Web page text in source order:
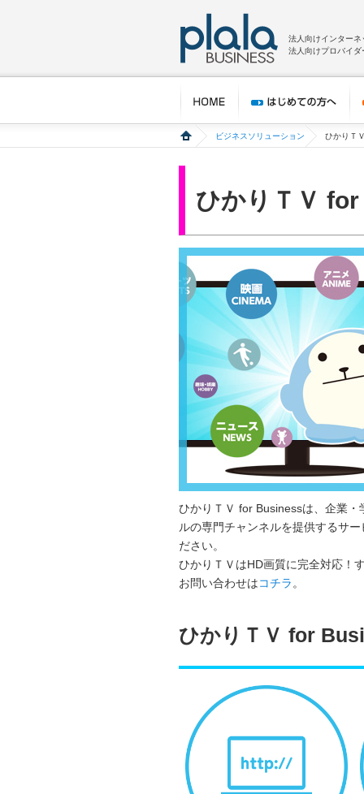
法人向けインターネ
法人向けプロバイ
ビジネスソリューション ひかりＴ
ひかりＴＶ
ひかりＴＶ for Businessは、企業
ルの専門チャンネルを提供するサ
ださい。
ひかりＴＶはHD画質に完全対応！
お問い合わせはコチラ 。
ひかりＴＶ for